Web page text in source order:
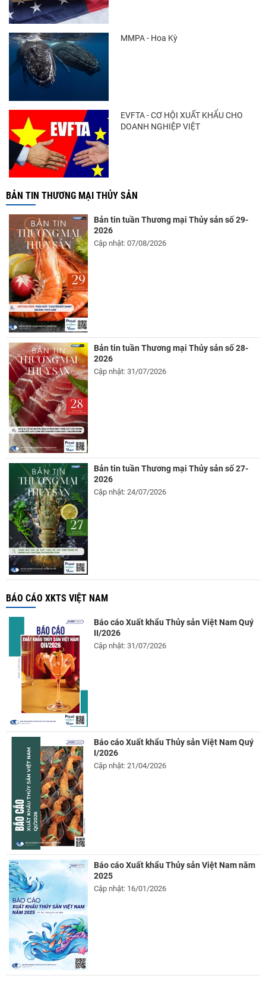
Trung Quốc tăng mạnh nhập khẩu mực,
Điểm tin thủy sản thế giới ngày 3/8/2026
MMPA - Hoa Kỳ
EVFTA - CƠ HỘI XUẤT KHẨU CHO
DOANH NGHIỆP VIỆT
BẢN TIN THƯƠNG MẠI THỦY SẢN
Bản tin tuần Thương mại Thủy sản số 29-
2026
Cập nhật: 07/08/2026
Bản tin tuần Thương mại Thủy sản số 28-
2026
Cập nhật: 31/07/2026
Bản tin tuần Thương mại Thủy sản số 27-
2026
Cập nhật: 24/07/2026
BÁO CÁO XKTS VIỆT NAM
Báo cáo Xuất khẩu Thủy sản Việt Nam Quý
II/2026
Cập nhật: 31/07/2026
Báo cáo Xuất khẩu Thủy sản Việt Nam Quý
I/2026
Cập nhật: 21/04/2026
Báo cáo Xuất khẩu Thủy sản Việt Nam năm
2025
Cập nhật: 16/01/2026